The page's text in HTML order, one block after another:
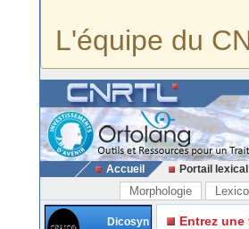
L'équipe du
Accueil Portail lexical
Morphologie
Dicosyn
Entrez une